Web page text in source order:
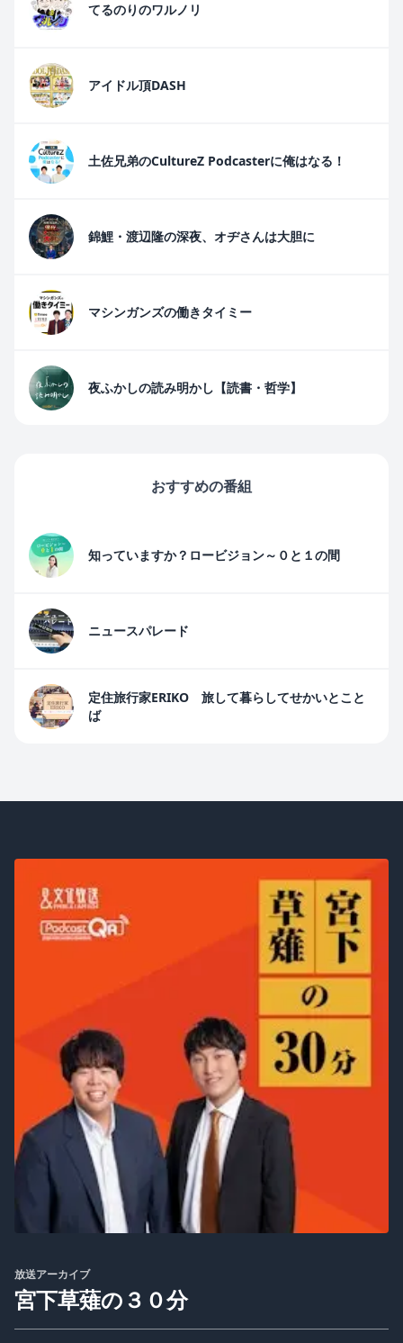
てるのりのワルノリ
アイドル頂DASH
土佐兄弟のCultureZ Podcasterに俺はなる！
錦鯉・渡辺隆の深夜、オヂさんは大胆に
マシンガンズの働きタイミー
夜ふかしの読み明かし【読書・哲学】
おすすめの番組
知っていますか？ロービジョン～０と１の間
ニュースパレード
定住旅行家ERIKO 旅して暮らしてせかいとこと
ば
放送アーカイブ
宮下草薙の３０分